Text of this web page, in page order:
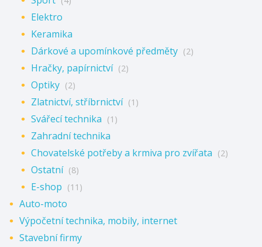
Elektro
Keramika
Dárkové a upomínkové předměty (2)
Hračky, papírnictví (2)
Optiky (2)
Zlatnictví, stříbrnictví (1)
Svářecí technika (1)
Zahradní technika
Chovatelské potřeby a krmiva pro zvířata (2)
Ostatní (8)
E-shop (11)
Auto-moto
Výpočetní technika, mobily, internet
Stavební firmy